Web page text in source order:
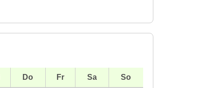
Do Fr Sa So